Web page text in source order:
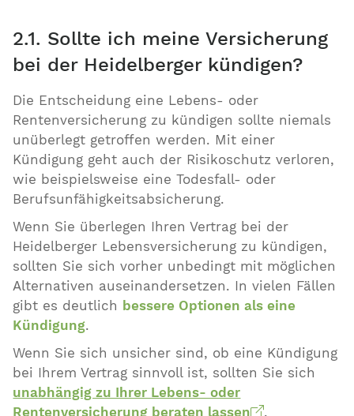
2.1. Sollte ich meine Versicherung
bei der Heidelberger kündigen?
Die Entscheidung eine Lebens- oder
Rentenversicherung zu kündigen sollte niemals
unüberlegt getroffen werden. Mit einer
Kündigung geht auch der Risikoschutz verloren,
wie beispielsweise eine Todesfall- oder
Berufsunfähigkeitsabsicherung.
Wenn Sie überlegen Ihren Vertrag bei der
Heidelberger Lebensversicherung zu kündigen,
sollten Sie sich vorher unbedingt mit möglichen
Alternativen auseinandersetzen. In vielen Fällen
gibt es deutlich bessere Optionen als eine
Kündigung.
Wenn Sie sich unsicher sind, ob eine Kündigung
bei Ihrem Vertrag sinnvoll ist, sollten Sie sich
unabhängig zu Ihrer Lebens- oder
Rentenversicherung beraten lassen
.